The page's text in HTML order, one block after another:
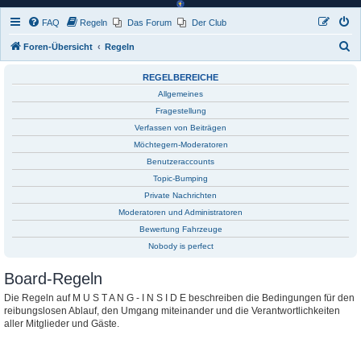
FAQ Regeln Das Forum Der Club
Foren-Übersicht Regeln
REGELBEREICHE
Allgemeines
Fragestellung
Verfassen von Beiträgen
Möchtegern-Moderatoren
Benutzeraccounts
Topic-Bumping
Private Nachrichten
Moderatoren und Administratoren
Bewertung Fahrzeuge
Nobody is perfect
Board-Regeln
Die Regeln auf M U S T A N G - I N S I D E beschreiben die Bedingungen für den
reibungslosen Ablauf, den Umgang miteinander und die Verantwortlichkeiten
aller Mitglieder und Gäste.